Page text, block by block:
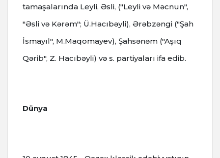
tamaşalarında Leyli, Əsli, ("Leyli və Məcnun",
"Əsli və Kərəm"; Ü.Hacıbəyli), Ərəbzəngi ("Şah
İsmayıl", M.Maqomayev), Şahsənəm ("Aşıq
Qərib", Z. Hacıbəyli) və s. partiyaları ifa edib.
Dünya